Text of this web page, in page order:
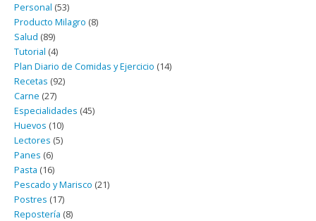
Personal (53)
Producto Milagro (8)
Salud (89)
Tutorial (4)
Plan Diario de Comidas y Ejercicio (14)
Recetas (92)
Carne (27)
Especialidades (45)
Huevos (10)
Lectores (5)
Panes (6)
Pasta (16)
Pescado y Marisco (21)
Postres (17)
Repostería (8)